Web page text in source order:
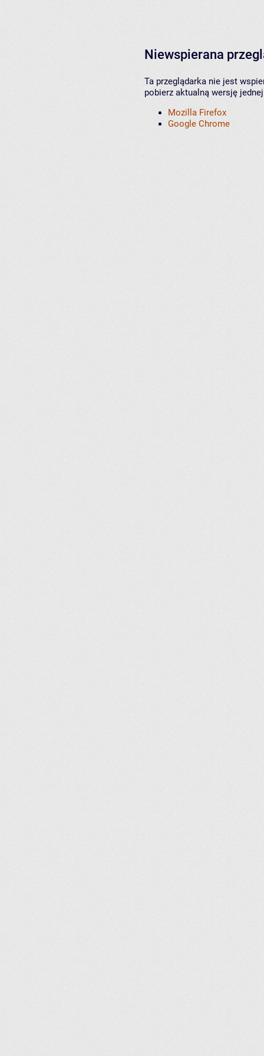
Niewspierana
Ta przeglądarka nie jest
pobierz aktualną wersję
Mozilla Firefox
Google Chrome